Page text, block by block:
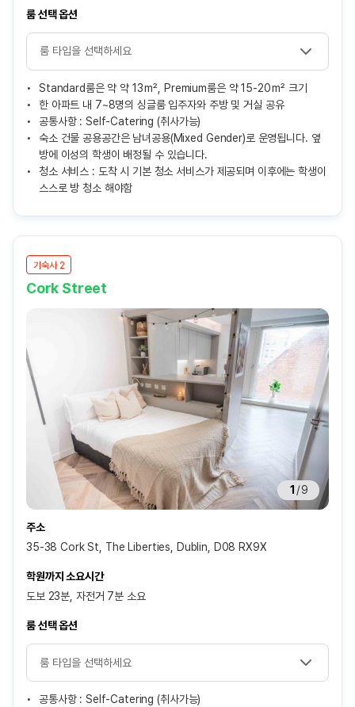
룸 선택 옵션
Standard룸은 약 약 13 m², Premium룸은 약 15-20 m² 크기
한 아파트 내 7~8명의 싱글룸 입주자와 주방 및 거실 공유
공통사항 : Self-Catering (취사가능)
숙소 건물 공용공간은 남녀공용(Mixed Gender)로 운영됩니다. 옆
방에 이성의 학생이 배정될 수 있습니다.
청소 서비스 : 도착 시 기본 청소 서비스가 제공되며 이후에는 학생이
스스로 방 청소 해야함
기숙사 2
Cork Street
1 /9
주소
35-38 Cork St, The Liberties, Dublin, D08 RX9X
학원까지 소요시간
도보 23분, 자전거 7분 소요
룸 선택 옵션
공통사항 : Self-Catering (취사가능)